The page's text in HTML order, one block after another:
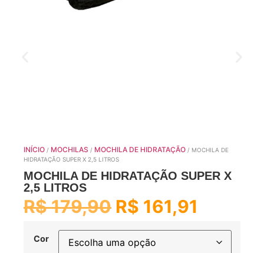
INÍCIO / MOCHILAS / MOCHILA DE HIDRATAÇÃO / MOCHILA DE
HIDRATAÇÃO SUPER X 2,5 LITROS
MOCHILA DE HIDRATAÇÃO SUPER X
2,5 LITROS
R$179,90 R$ 161,91
Cor